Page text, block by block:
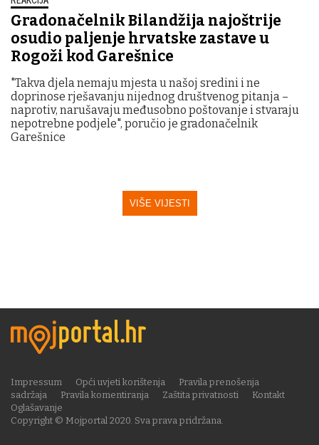
Gradonačelnik Bilandžija najoštrije
osudio paljenje hrvatske zastave u
Rogoži kod Garešnice
"Takva djela nemaju mjesta u našoj sredini i ne
doprinose rješavanju nijednog društvenog pitanja –
naprotiv, narušavaju međusobno poštovanje i stvaraju
nepotrebne podjele", poručio je gradonačelnik
Garešnice
VIŠE VIJESTI
Copyright © Mojportal 2020. Sva prava pridržana.
Impressum Opći uvjeti korištenja
Pravila prenošenja
sadržaja
Pravila komentiranja Zaštita privatnosti
Kontakt
Oglašavanje